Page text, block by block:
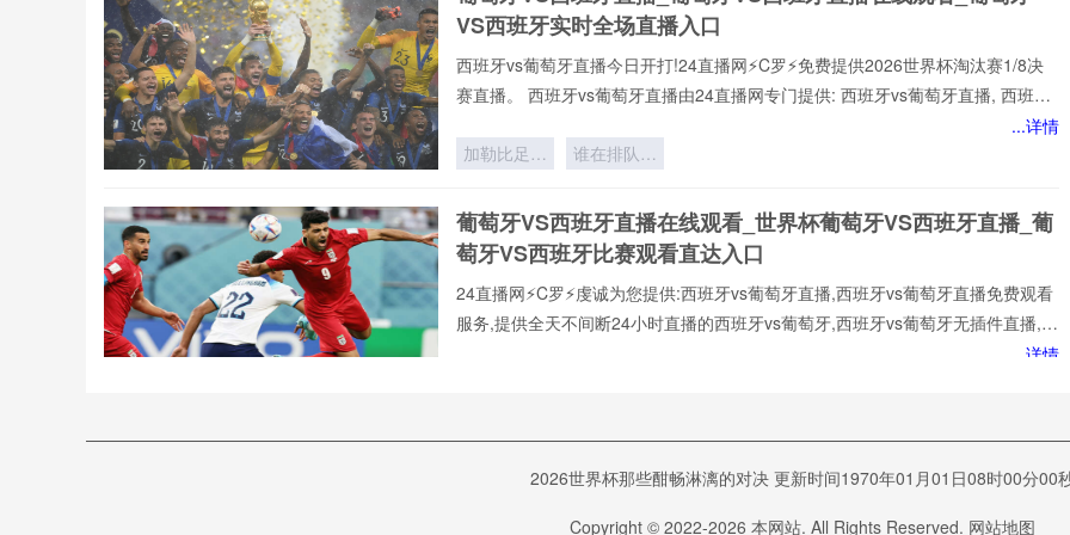
VS西班牙实时全场直播入口
西班牙vs葡萄牙直播今日开打!24直播网⚡️C罗⚡️免费提供2026世界杯淘汰赛1/8决
赛直播。 西班牙vs葡萄牙直播由24直播网专门提供: 西班牙vs葡萄牙直播, 西班牙
vs葡萄牙免费视频直播, 西班牙vs葡萄牙高清在线比赛免费直播、 西班牙vs葡萄牙
录像回放、 西班牙vs葡萄牙视频以及足球直播,世界杯直播等多项体育赛事。球迷
们可免费观赏最新的 西班牙vs葡萄牙直播
...详情
加勒比足球
杯中北美6
张门票
谁在排队等
葡萄牙VS西班牙直播在线观看_世界杯葡萄牙VS西班牙直播_葡
萄牙VS西班牙比赛观看直达入口
24直播网⚡️C罗⚡️虔诚为您提供:西班牙vs葡萄牙直播,西班牙vs葡萄牙直播免费观看
服务,提供全天不间断24小时直播的西班牙vs葡萄牙,西班牙vs葡萄牙无插件直播,在
本站郑重承诺,全场西班牙vs葡萄牙高清直播免费观看包括✅西班牙vs葡萄牙✅比赛
vs葡萄牙杯直播、西班牙vs葡
...详情
西班牙vs葡萄牙直播_世界杯西班牙vs葡萄牙比赛直播高清入口
_西班牙vs葡萄牙预测分析直播
⚡️C罗⚡️2026美加墨世界杯1/8决赛西班牙vs葡萄牙专属在线观赛入口开放，西班牙
2026世界杯那些酣畅淋漓的对决 更新时间1970年01月01日08时00分00
Copyright © 2022-2026 本网站. All Rights Reserved. 网站地图